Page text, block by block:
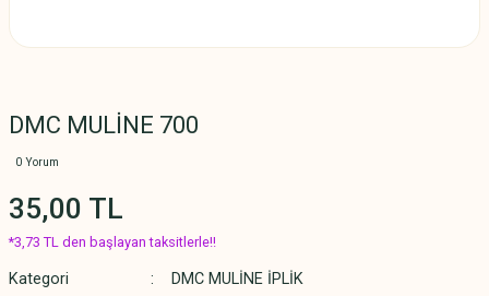
DMC MULİNE 700
0 Yorum
35,00 TL
*3,73 TL den başlayan taksitlerle!!
Kategori
DMC MULİNE İPLİK